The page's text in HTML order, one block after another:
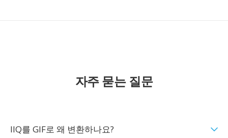
자주 묻는 질문
IIQ를 GIF로 왜 변환하나요?